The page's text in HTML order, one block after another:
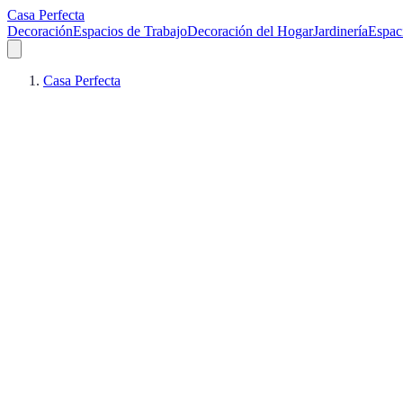
Casa Perfecta
DecoraciónEspacios de TrabajoDecoración del HogarJardinería
Casa Perfecta